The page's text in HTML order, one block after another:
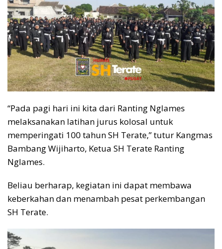
“Pada pagi hari ini kita dari Ranting Nglames
melaksanakan latihan jurus kolosal untuk
memperingati 100 tahun SH Terate,” tutur Kangmas
Bambang Wijiharto, Ketua SH Terate Ranting
Nglames.
Beliau berharap, kegiatan ini dapat membawa
keberkahan dan menambah pesat perkembangan
SH Terate.